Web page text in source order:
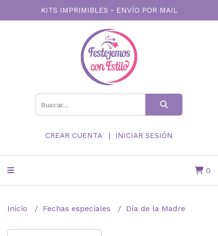
KITS IMPRIMIBLES - ENVÍO POR MAIL
CREAR CUENTA INICIAR SESIÓN
0
Inicio Fechas especiales Día de la Madre